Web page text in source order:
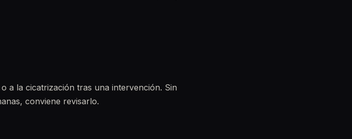
a la cicatrización tras una intervención. Sin
conviene revisarlo.